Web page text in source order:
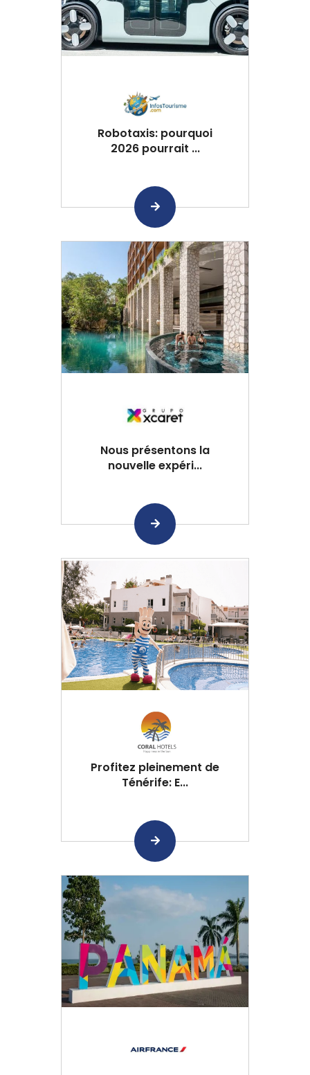
Robotaxis: pourquoi
2026 pourrait ...
Nous présentons la
nouvelle expéri...
Profitez pleinement de
Ténérife: E...